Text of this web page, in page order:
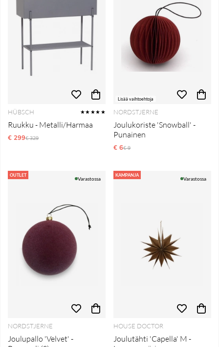
HÜBSCH ★★★★★
Ruukku - Metalli/Harmaa
€ 299Normaali hinta
€ 329
Lisää vaihtoehtoja
NORDSTJERNE
Joulukoriste 'Snowball' -
Punainen
€ 6Normaali hinta
€ 9
OUTLET
Varastossa
NORDSTJERNE
Joulupallo 'Velvet' -
KAMPANJA
Varastossa
HOUSE DOCTOR
Joulutähti 'Capella' M -